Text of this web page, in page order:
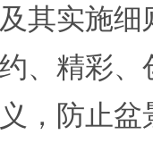
其实施
、精彩
，防止